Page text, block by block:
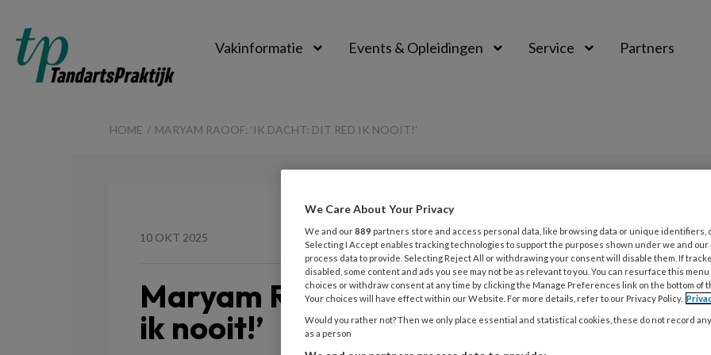
Vakinformatie Events & Opleidingen Service Partners
HOME MARYAM RAOOF: ‘IK DACHT: DIT RED IK NOOIT!'
10 OKT 2025 Opslaan Reacties 0 Delen
Maryam Raoof: ‘Ik dacht: dit red
ik nooit!’
7
We Care About Your Privacy
We and our889 partners store and access personal data, like browsing data or unique identifiers,
Selecting I Accept enables tracking technologies to support the purposes shown under we and
process data to provide. Selecting Reject All or withdrawing your consent will disable them. If
disabled, some content and ads you see may not be as relevant to you. You can resurface this
choices or withdraw consent at any time by clicking the Manage Preferences link on the bottom of
Your choices will have effect within our Website. For more details, refer to our Privacy Policy.
Would you rather not? Then we only place essential and statistical cookies, these do not record
as a person